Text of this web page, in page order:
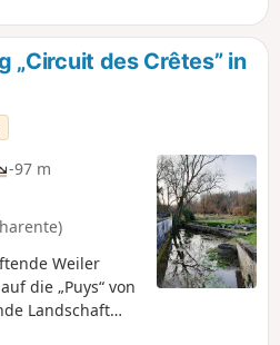
sich ein
im Laufe
so weit das
„Circuit des Crêtes” in
-97 m
Weiler
die „Puys“ von
Landschaft